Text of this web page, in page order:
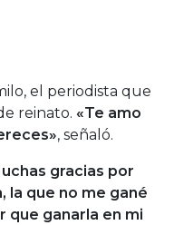
el periodista que
reinato. «Te amo
, señaló.
gracias por
la que no me gané
que ganarla en mi